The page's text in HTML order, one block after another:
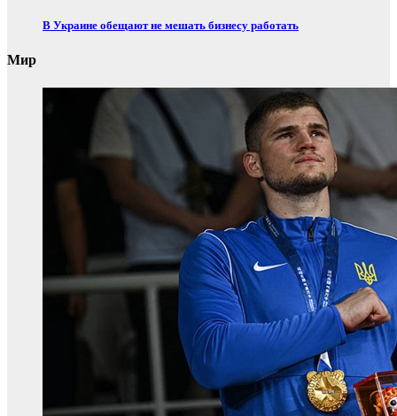
В Украине обещают не мешать бизнесу работать
Мир